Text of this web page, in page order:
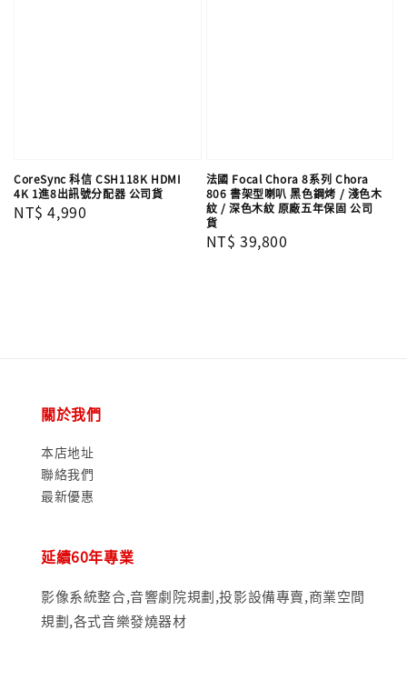
CoreSync 科信 CSH118K HDMI
4K 1進8出訊號分配器 公司貨
Regular
NT$ 4,990
法國 Focal Chora 8系列 Chora
806 書架型喇叭 黑色鋼烤 / 淺色木
紋 / 深色木紋 原廠五年保固 公司
貨
Regular
NT$ 39,800
關於我們
本店地址
聯絡我們
最新優惠
延續60年專業
影像系統整合,音響劇院規劃,投影設備專賣,商業空間
規劃,各式音樂發燒器材